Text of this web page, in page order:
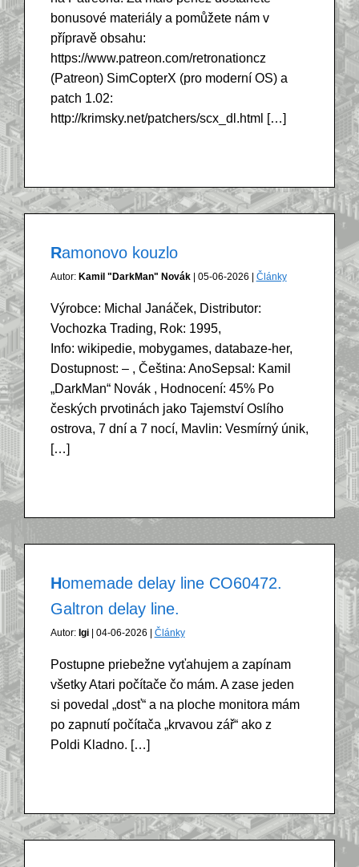
bonusové materiály a pomůžete nám v
přípravě obsahu:
https://www.patreon.com/retronationcz
(Patreon) SimCopterX (pro moderní OS) a
patch 1.02:
http://krimsky.net/patchers/scx_dl.html […]
Ramonovo kouzlo
Autor: Kamil "DarkMan" Novák| 05-06-2026 | Články
Výrobce: Michal Janáček, Distributor:
Vochozka Trading, Rok: 1995,
Info: wikipedie, mobygames, databaze-her,
Dostupnost: – , Čeština: AnoSepsal: Kamil
„DarkMan“ Novák , Hodnocení: 45% Po
českých prvotinách jako Tajemství Oslího
ostrova, 7 dní a 7 nocí, Mavlin: Vesmírný únik,
[…]
Homemade delay line CO60472.
Galtron delay line.
Autor: Igi| 04-06-2026 | Články
Postupne priebežne vyťahujem a zapínam
všetky Atari počítače čo mám. A zase jeden
si povedal „dosť“ a na ploche monitora mám
po zapnutí počítača „krvavou zář“ ako z
Poldi Kladno. […]